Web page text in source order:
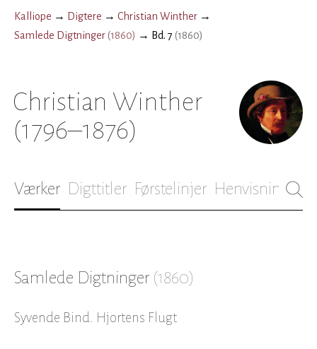
Kalliope → Digtere → Christian Winther →
Samlede Digtninger(1860) → Bd. 7 (1860)
Christian Winther
(1796–1876)
Værker Digttitler Førstelinjer Henvisninger
Samlede Digtninger (1860)
Syvende Bind. Hjortens Flugt